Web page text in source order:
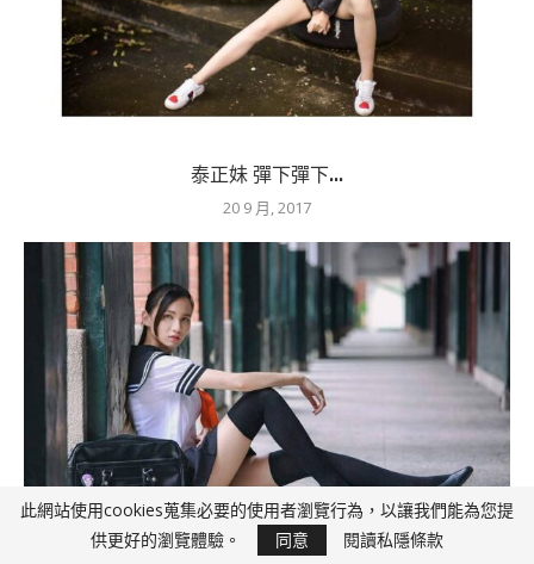
泰正妹 彈下彈下...
20 9 月, 2017
此網站使用cookies蒐集必要的使用者瀏覽行為，以讓我們能為您提
供更好的瀏覽體驗。
同意 閱讀私隱條款